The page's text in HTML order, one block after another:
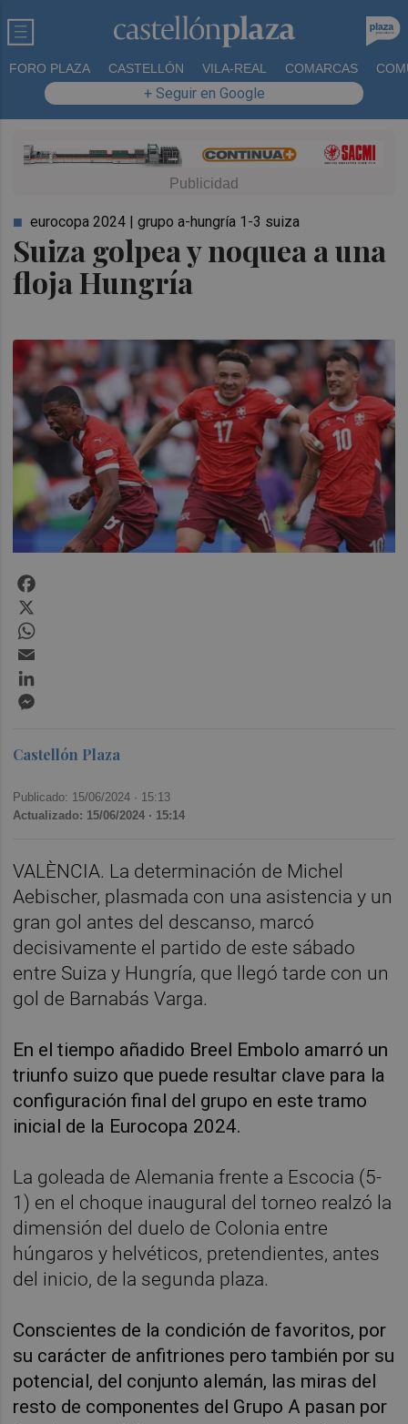
FORO PLAZA CASTELLÓN VILA-REAL COMARCAS
+ Seguir en Google
Suiza golpea y noquea a una
floja Hungría
eurocopa 2024 | grupo a-hungría 1-3 suiza
Castellón Plaza
Publicado: 15/06/2024 · 15:13
Actualizado: 15/06/2024 · 15:14
VALÈNCIA. La determinación de Michel
Aebischer, plasmada con una asistencia y un
gran gol antes del descanso, marcó
decisivamente el partido de este sábado
entre Suiza y Hungría, que llegó tarde con un
gol de Barnabás Varga.
En el tiempo añadido Breel Embolo amarró un
triunfo suizo que puede resultar clave para la
configuración final del grupo en este tramo
inicial de la Eurocopa 2024.
La goleada de Alemania frente a Escocia (5-
1) en el choque inaugural del torneo realzó la
dimensión del duelo de Colonia entre
húngaros y helvéticos, pretendientes, antes
del inicio, de la segunda plaza.
Conscientes de la condición de favoritos, por
su carácter de anfitriones pero también por su
potencial, del conjunto alemán, las miras del
resto de componentes del Grupo A pasan por